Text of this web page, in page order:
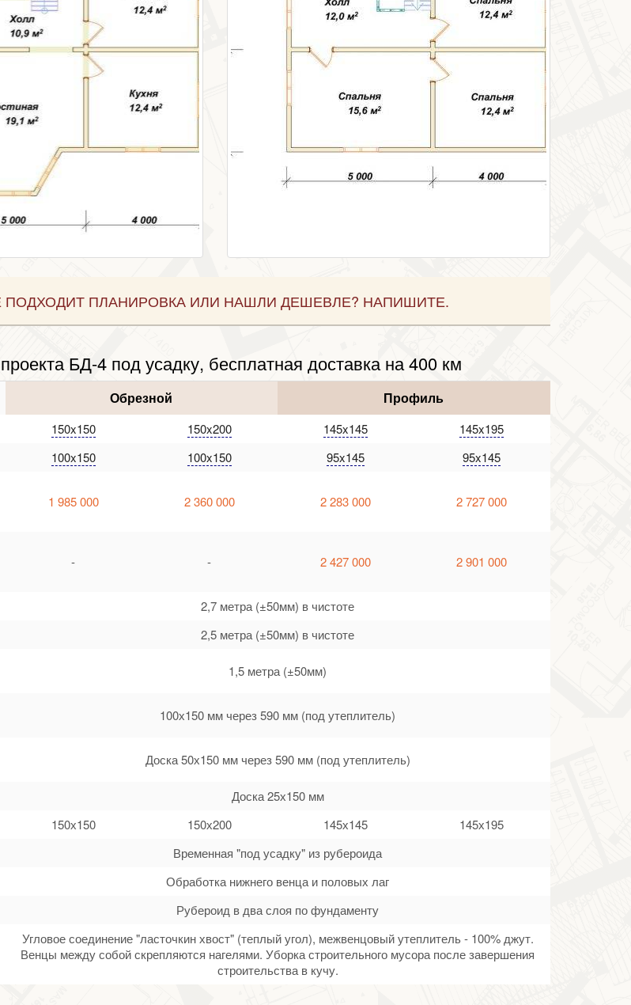
ПОДХОДИТ ПЛАНИРОВКА ИЛИ НАШЛИ ДЕШЕВЛЕ? НАПИШИТЕ.
БД-4 под усадку, бесплатная доставка на 400 км
Обрезной Профиль
150x150 150x200 145x145 145x195
100x150 100x150 95x145 95x145
1 985 000 2 360 000 2 283 000 2 727 000
- - 2 427 000 2 901 000
2,7 метра (±50мм) в чистоте
2,5 метра (±50мм) в чистоте
1,5 метра (±50мм)
100х150 мм через 590 мм (под утеплитель)
Доска 50х150 мм через 590 мм (под утеплитель)
Доска 25х150 мм
150х150 150х200 145х145 145х195
Временная "под усадку" из рубероида
Обработка нижнего венца и половых лаг
Рубероид в два слоя по фундаменту
Угловое соединение "ласточкин хвост" (теплый угол), межвенцовый утеплитель - 100% джут.
Венцы между собой скрепляются нагелями. Уборка строительного мусора после завершения
строительства в кучу.